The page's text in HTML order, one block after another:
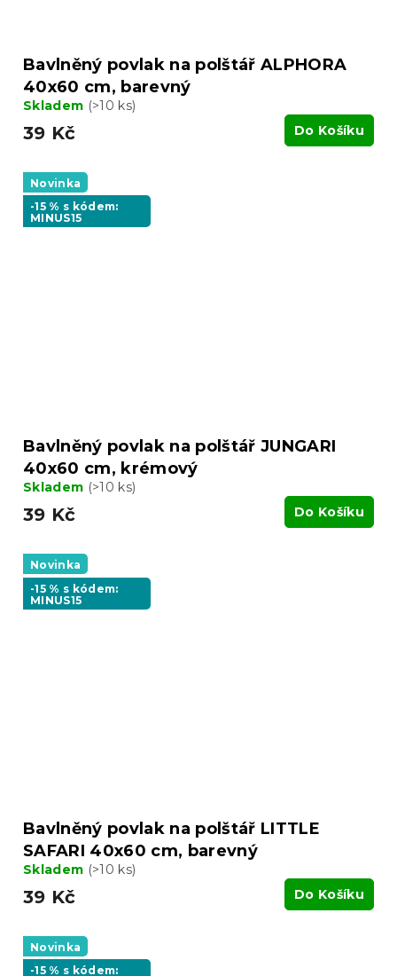
Bavlněný povlak na polštář ALPHORA
40x60 cm, barevný
Skladem (>10 ks)
39 Kč Do Košíku
Novinka
-15 % s kódem:
MINUS15
Bavlněný povlak na polštář JUNGARI
40x60 cm, krémový
Skladem (>10 ks)
39 Kč Do Košíku
Novinka
-15 % s kódem:
MINUS15
Bavlněný povlak na polštář LITTLE
SAFARI 40x60 cm, barevný
Skladem (>10 ks)
39 Kč Do Košíku
Novinka
-15 % s kódem: